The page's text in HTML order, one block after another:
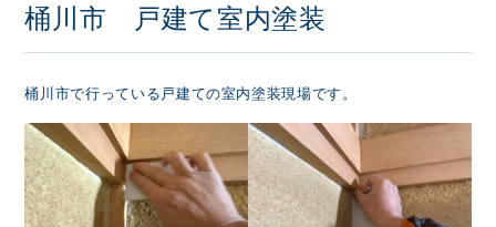
桶川市 戸建て室内塗装
桶川市で行っている戸建ての室内塗装現場です。